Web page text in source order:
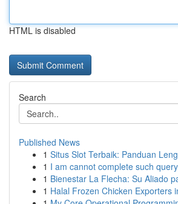
HTML is disabled
Search
Published News
1 Situs Slot Terbaik: Panduan
1 I am cannot complete such
1 Bienestar La Flecha: Su Aliado
1 Halal Frozen Chicken Exporters